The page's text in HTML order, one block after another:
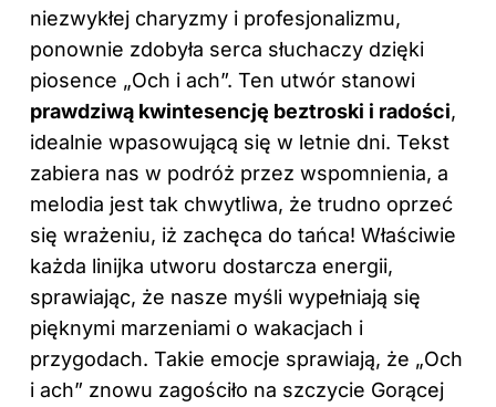
niezwykłej charyzmy i profesjonalizmu,
ponownie zdobyła serca słuchaczy dzięki
piosence „Och i ach”. Ten utwór stanowi
prawdziwą kwintesencję beztroski i radości,
idealnie wpasowującą się w letnie dni. Tekst
zabiera nas w podróż przez wspomnienia, a
melodia jest tak chwytliwa, że trudno oprzeć
się wrażeniu, iż zachęca do tańca! Właściwie
każda linijka utworu dostarcza energii,
sprawiając, że nasze myśli wypełniają się
pięknymi marzeniami o wakacjach i
przygodach. Takie emocje sprawiają, że „Och
i ach” znowu zagościło na szczycie Gorącej